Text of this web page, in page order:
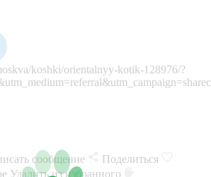
koshki/orientalnyy-kotik-128976/?
сообщение
Поделиться
Удалить из избранного